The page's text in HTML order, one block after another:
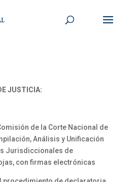
JUSTICIA:
de la Corte Nacional de
Análisis y Unificación
Jurisdiccionales de
con firmas electrónicas